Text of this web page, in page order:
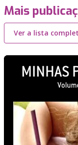
Mais
Ver a lista